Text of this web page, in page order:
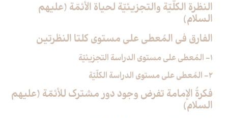
النظرة الكلّيّة والتجزيئيّة لحياة الأئمّة (عليهم
السلام)
الفارق في المُعطى على مستوى كلتا النظرتين
1- المُعطى على مستوى الدراسة التجزيئيّة
2- المُعطى على مستوى الدراسة الكلّيّة
فكرةُ الإمامة تفرض وجود دور مشترك للأئمّة (عليهم
السلام)